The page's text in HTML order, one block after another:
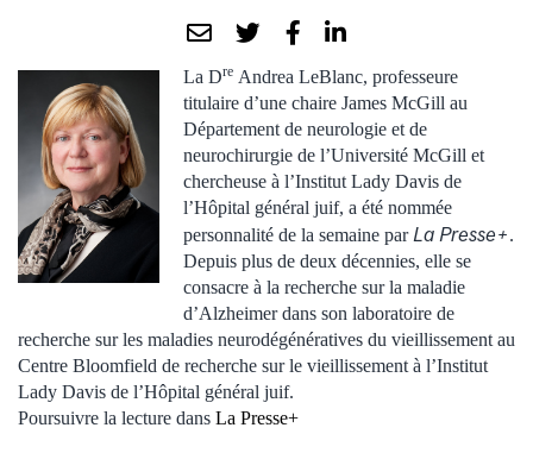
La Dre Andrea LeBlanc, professeure
titulaire d’une chaire James McGill au
Département de neurologie et de
neurochirurgie de l’Université McGill et
chercheuse à l’Institut Lady Davis de
l’Hôpital général juif, a été nommée
personnalité de la semaine par La Presse+.
Depuis plus de deux décennies, elle se
consacre à la recherche sur la maladie
d’Alzheimer dans son laboratoire de
recherche sur les maladies neurodégénératives du vieillissement au
Centre Bloomfield de recherche sur le vieillissement à l’Institut
Lady Davis de l’Hôpital général juif.
Poursuivre la lecture dans La Presse+